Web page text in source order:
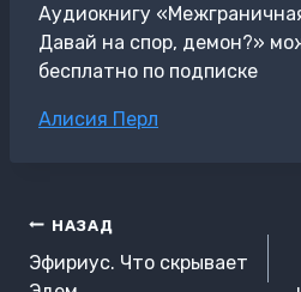
Аудиокнигу
Давай на спор, демон?»
бесплатно по подписке
Метки
Алисия Перл
Навигация
по
НАЗАД
Эфириус. Что скрывает